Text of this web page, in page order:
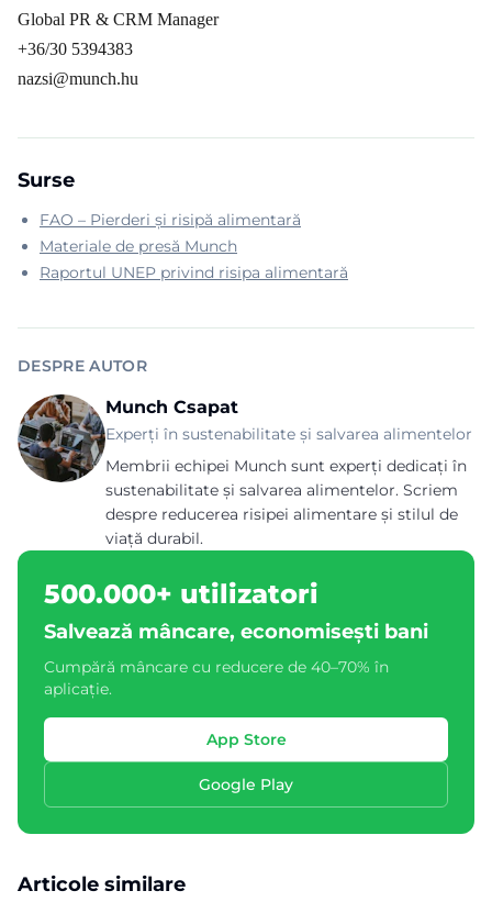
Global PR & CRM Manager
+36/30 5394383
nazsi@munch.hu
Surse
FAO – Pierderi și risipă alimentară
Materiale de presă Munch
Raportul UNEP privind risipa alimentară
DESPRE AUTOR
Munch Csapat
Experți în sustenabilitate și salvarea alimentelor
Membrii echipei Munch sunt experți dedicați în
sustenabilitate și salvarea alimentelor. Scriem
despre reducerea risipei alimentare și stilul de
viață durabil.
500.000+ utilizatori
Salvează mâncare, economisești bani
Cumpără mâncare cu reducere de 40–70% în
aplicație.
App Store
Google Play
Articole similare